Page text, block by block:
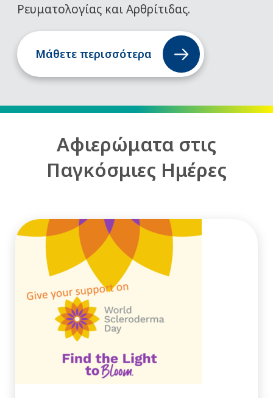
Ρευματολογίας και Αρθρίτιδας.
Μάθετε περισσότερα
Αφιερώματα στις
Παγκόσμιες Ημέρες